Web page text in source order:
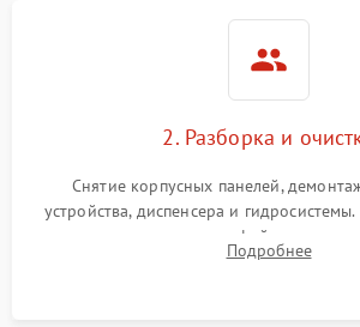
2. Разборка и
Снятие корпусных панелей,
устройства, диспенсера и гидросистемы.
внутренних узлов от кофейных масел,
Промывка дренажных каналов и фильтров
Подробнее